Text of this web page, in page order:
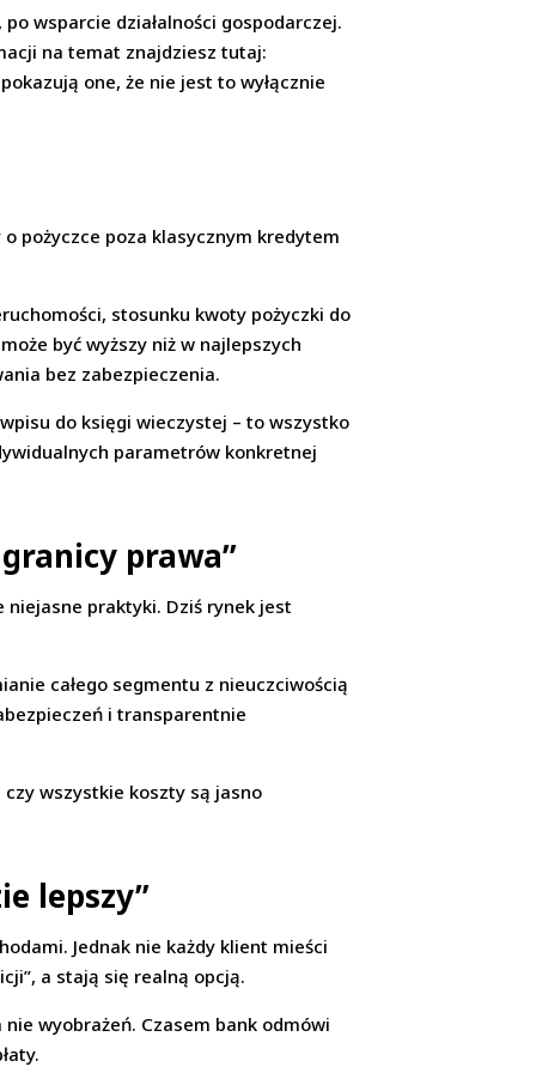
wsparcie działalności gospodarczej.
na temat znajdziesz tutaj:
one, że nie jest to wyłącznie
pożyczce poza klasycznym kredytem
stosunku kwoty pożyczki do
być wyższy niż w najlepszych
bez zabezpieczenia.
do księgi wieczystej – to wszystko
parametrów konkretnej
prawa”
praktyki. Dziś rynek jest
całego segmentu z nieuczciwością
i transparentnie
wszystkie koszty są jasno
lepszy”
Jednak nie każdy klient mieści
a stają się realną opcją.
wyobrażeń. Czasem bank odmówi